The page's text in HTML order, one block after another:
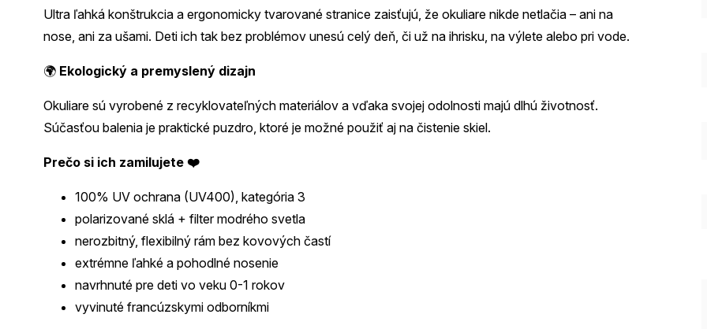
Ultra ľahká konštrukcia a ergonomicky tvarované stranice zaisťujú, že okuliare nikde netlačia – ani na
nose, ani za ušami. Deti ich tak bez problémov unesú celý deň, či už na ihrisku, na výlete alebo pri vode.
🌍 Ekologický a premyslený dizajn
Okuliare sú vyrobené z recyklovateľných materiálov a vďaka svojej odolnosti majú dlhú životnosť.
Súčasťou balenia je praktické puzdro, ktoré je možné použiť aj na čistenie skiel.
Prečo si ich zamilujete ❤️
100% UV ochrana (UV400), kategória 3
polarizované sklá + filter modrého svetla
nerozbitný, flexibilný rám bez kovových častí
extrémne ľahké a pohodlné nosenie
navrhnuté pre deti vo veku 0-1 rokov
vyvinuté francúzskymi odborníkmi